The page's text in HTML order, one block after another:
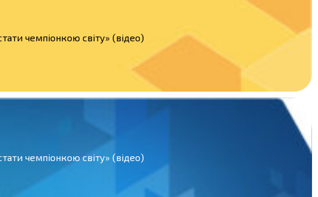
чемпіонкою світу» (відео)
чемпіонкою світу» (відео)